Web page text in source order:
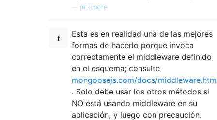
mtkopone
Esta es en realidad una de las mejores
formas de hacerlo porque invoca
correctamente el middleware definido
en el esquema; consulte
mongoosejs.com/docs/
. Solo debe usar los otros métodos si
NO está usando middleware en su
aplicación, y luego con precaución.